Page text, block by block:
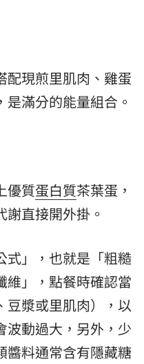
配現煎里肌肉、雞蛋
滿分的能量組合。
優質蛋白質茶葉蛋，
直接開外掛。
式」，也就是「粗糙
維」，點餐時確認當
豆漿或里肌肉），以
波動過大，另外，少
醬料通常含有隱藏糖